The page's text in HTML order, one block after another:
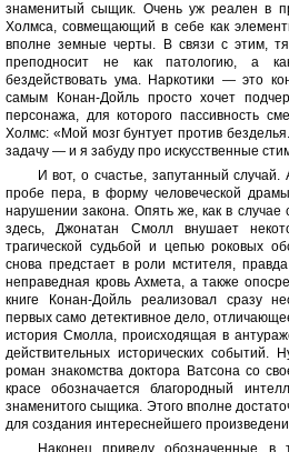
знаменитый сыщик. Очень уж реален в
Холмса, совмещающий в себе как
вполне земные черты. В связи с этим,
преподносит не как патологию, а
бездействовать ума. Наркотики — это
самым Конан-Дойль просто хочет
персонажа, для которого пассивность
Холмс: «Мой мозг бунтует против
задачу — и я забуду про искусственные
И вот, о счастье, запутанный случай.
пробе пера, в форму человеческой
нарушении закона. Опять же, как в
здесь, Джонатан Смолл внушает
трагической судьбой и цепью роковых
снова предстает в роли мстителя,
неправедная кровь Ахмета, а также
книге Конан-Дойль реализовал сразу
первых само детективное дело,
история Смолла, происходящая в
действительных исторических событий.
роман знакомства доктора Ватсона со
красе обозначается благородный
знаменитого сыщика. Этого вполне
для создания интереснейшего
Наконец приведу обозначенные в